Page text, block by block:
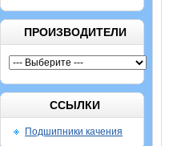
ПРОИЗВОДИТЕЛИ
ССЫЛКИ
Подшипники качения